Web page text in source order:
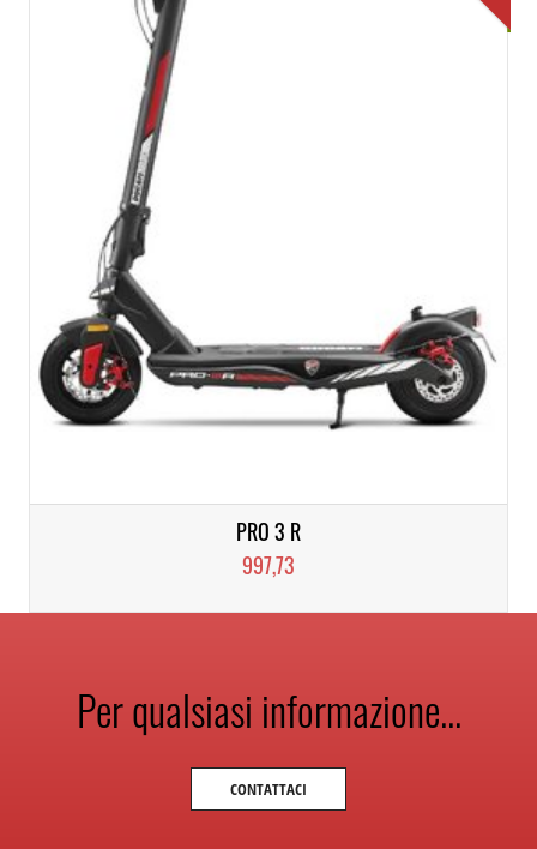
PRO 3 R
997,73
Per qualsiasi informazione...
CONTATTACI